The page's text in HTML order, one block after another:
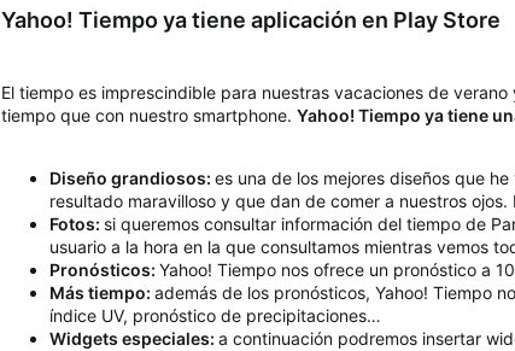
Yahoo! Tiempo ya tiene aplicación en Play Store
El tiempo es imprescindible para nuestras vacaciones de
tiempo que con nuestro smartphone. Yahoo! Tiempo ya tiene
Diseño grandiosos: es una de los mejores diseños que
resultado maravilloso y que dan de comer a nuestros ojos.
Fotos: si queremos consultar información del tiempo de
usuario a la hora en la que consultamos mientras vemos
Pronósticos: Yahoo! Tiempo nos ofrece un pronóstico a
Más tiempo: además de los pronósticos, Yahoo! Tiempo
índice UV, pronóstico de precipitaciones…
Widgets especiales: a continuación podremos insertar